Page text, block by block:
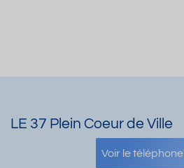
LE 37 Plein Coeur de Ville
Voir le téléphone